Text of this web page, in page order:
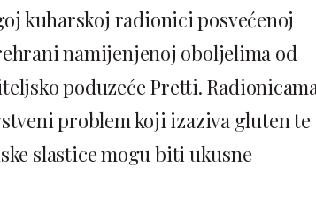
kuharskoj radionici posvećenoj
namijenjenoj oboljelima od
poduzeće Pretti.
problem koji izaziva gluten te
slastice mogu biti ukusne